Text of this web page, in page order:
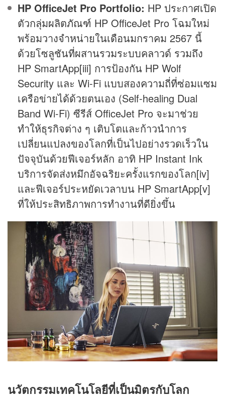
HP OfficeJet Pro Portfolio: HP ประกาศเปิด
ตัวกลุ่มผลิตภัณฑ์ HP OfficeJet Pro โฉมใหม่
พร้อมวางจำหน่ายในเดือนมกราคม 2567 นี้
ด้วยโซลูชันที่ผสานรวมระบบคลาวด์ รวมถึง
HP SmartApp[iii] การป้องกัน HP Wolf
Security และ Wi-Fi แบบสองความถี่ที่ซ่อมแซม
เครือข่ายได้ด้วยตนเอง (Self-healing Dual
Band Wi-Fi) ซีรีส์ OfficeJet Pro จะมาช่วย
ทำให้ธุรกิจต่าง ๆ เติบโตและก้าวนำการ
เปลี่ยนแปลงของโลกที่เป็นไปอย่างรวดเร็วใน
ปัจจุบันด้วยฟีเจอร์หลัก อาทิ HP Instant Ink
บริการจัดส่งหมึกอัจฉริยะครั้งแรกของโลก[iv]
และฟีเจอร์ประหยัดเวลาบน HP SmartApp[v]
ที่ให้ประสิทธิภาพการทำงานที่ดียิ่งขึ้น
นวัตกรรมเทคโนโลยีที่เป็นมิตรกับโลก